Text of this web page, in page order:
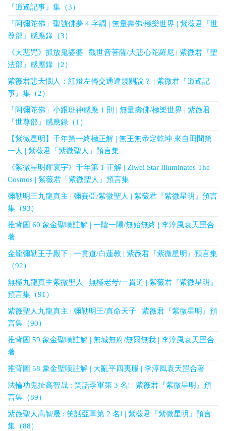
『逍遙記事』集（3）
「阿彌陀佛」聖號佛夢 4 字調 | 無量壽佛/極樂世界 | 紫薇君『世
尊部』感應錄（3）
《大悲咒》抓放鬼婆婆 | 觀世音菩薩/大悲心陀羅尼 | 紫微君『聖
法部』感應錄（2）
紫薇君悲天憫人：紅燈左轉交通違規關說？ | 紫微君『逍遙記
事』集（2）
「阿彌陀佛」小跟班神感應 1 則 | 無量壽佛/極樂世界 | 紫薇君
『世尊部』感應錄（1）
【紫微星明】千年第一終極正解 | 無王無帝定乾坤 來自田間第
一人 | 紫薇君「紫微聖人」預言集
《紫微星明耀寰宇》千年第 1 正解 | Ziwei Star Illuminates The
Cosmos | 紫薇君「紫微聖人」預言集
彌勒明王九龍真主 | 彌賽亞/紫微聖人 | 紫薇君『紫微星明』預言
集（93）
推背圖 60 象金聖嘆註解 | 一陰一陽/無始無終 | 李淳風袁天罡合
著
金龍彌勒王子殿下 | 一貫道/白蓮教 | 紫薇君『紫微星明』預言集
（92）
無極九龍真主紫微聖人 | 無極老母/一貫道 | 紫薇君『紫微星明』
預言集（91）
紫薇聖人九龍真主 | 彌勒明王/真命天子 | 紫薇君『紫微星明』預
言集（90）
推背圖 59 象金聖嘆註解 | 無城無府/無爾無我 | 李淳風袁天罡合
著
推背圖 58 象金聖嘆註解 | 大亂平四夷服 | 李淳風袁天罡合著
法輪功鬼扯高智晟 : 笑話季軍第 3 名! | 紫薇君『紫微星明』預
言集（89）
紫薇聖人高智晟 : 笑話亞軍第 2 名! | 紫薇君『紫微星明』預言
集（88）